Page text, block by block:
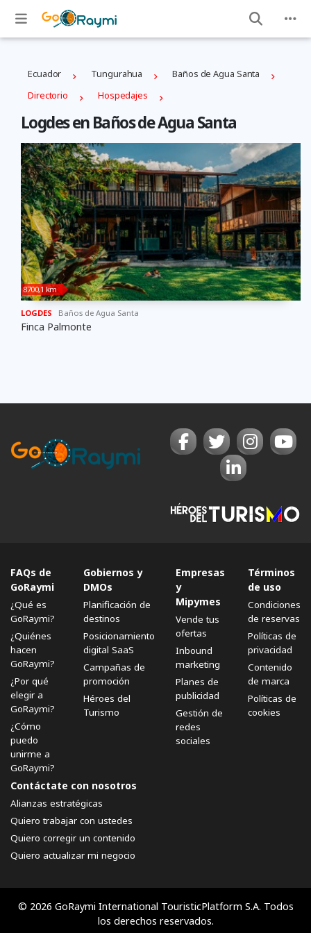
Ecuador Tungurahua
Baños de Agua Santa
Directorio
Hospedajes
Logdes en Baños de Agua Santa
8700,1 km
LOGDES Baños de Agua Santa
Finca Palmonte
FAQs de
GoRaymi
¿Qué es
GoRaymi?
¿Quiénes
hacen
GoRaymi?
¿Por qué
elegir a
GoRaymi?
¿Cómo
puedo
unirme a
GoRaymi?
Gobiernos y
DMOs
Planificación de
destinos
Posicionamiento
digital SaaS
Campañas de
promoción
Héroes del
Turismo
Empresas
y
Mipymes
Vende tus
ofertas
Inbound
marketing
Planes de
publicidad
Gestión de
redes
sociales
Términos
de uso
Condiciones
de reservas
Políticas de
privacidad
Contenido
de marca
Políticas de
cookies
Contáctate con nosotros
Alianzas estratégicas
Quiero trabajar con ustedes
Quiero corregir un contenido
Quiero actualizar mi negocio
© 2026 GoRaymi International TouristicPlatform S.A. Todos
los derechos reservados.